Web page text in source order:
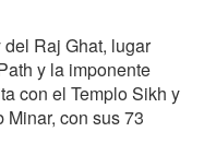
Raj Ghat, lugar
y la imponente
con el Templo Sikh y
Minar, con sus 73